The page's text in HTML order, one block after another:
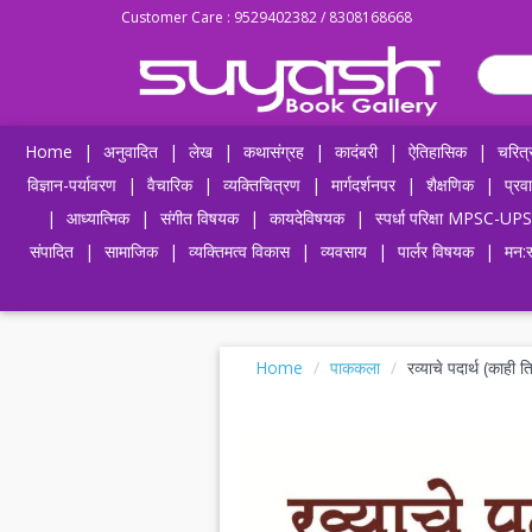
Customer Care : 9529402382 / 8308168668
Home | अनुवादित | लेख | कथासंग्रह | कादंबरी | ऐतिहासिक |
विज्ञान-पर्यावरण
| वैचारिक | व्यक्तिचित्रण | मार्गदर्शनपर | शैक्षणिक |
|
आध्यात्मिक | संगीत विषयक | कायदेविषयक |
स्पर्धा परिक्षा MPSC-
संपादित
| सामाजिक | व्यक्तिमत्व विकास | व्यवसाय | पार्लर विषयक |
Home पाककला रव्याचे पदार्थ